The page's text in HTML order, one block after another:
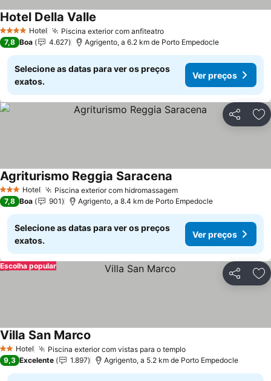
4 EstrelasHotel Piscina exterior com anfiteatro
Hotel Della Valle
7,8 Boa 4.627 Agrigento, a 6.2 km de Porto Empedocle
Selecione as datas para ver os preços
exatos.
Ver preços
Partilhar
3 EstrelasHotel Piscina exterior com hidromassagem
Agriturismo Reggia Saracena
7,8 Boa 901 Agrigento, a 8.4 km de Porto Empedocle
Selecione as datas para ver os preços
exatos.
Ver preços
Partilhar
Escolha popular
2 Estrelas
Hotel Piscina exterior com vistas para o templo
Villa San Marco
9,3 Excelente 1.897 Agrigento, a 5.2 km de Porto Empedocle